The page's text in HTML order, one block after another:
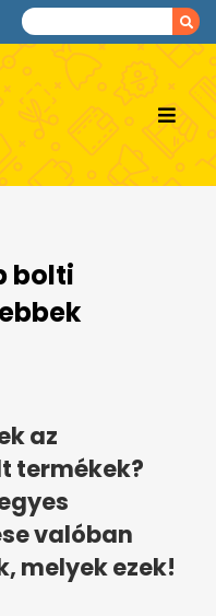
bolti
az
termékek?
valóban
melyek ezek!